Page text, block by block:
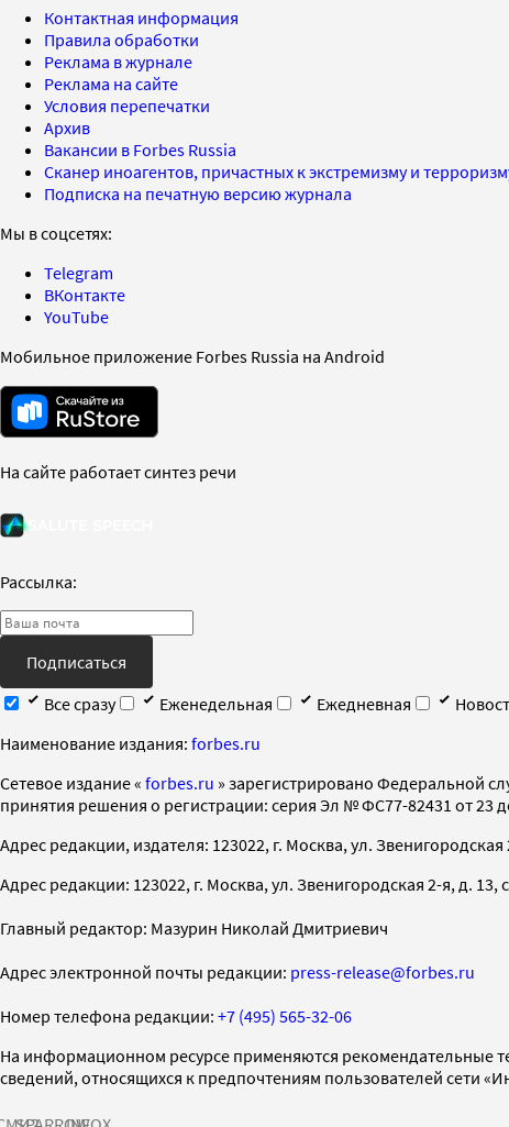
Контактная информация
Правила обработки
Реклама в журнале
Реклама на сайте
Условия перепечатки
Архив
Вакансии в Forbes Russia
Сканер иноагентов, причастных к экстремизму и
Подписка на печатную версию журнала
Мы в соцсетях:
Telegram
ВКонтакте
YouTube
Мобильное приложение Forbes Russia на Android
На сайте работает синтез речи
Рассылка:
Подписаться
Все сразу
Еженедельная Ежедневная
Наименование издания: forbes.ru
Cетевое издание « forbes.ru » зарегистрировано Федеральной
принятия решения о регистрации: серия Эл № ФС77-82431 от 23
Адрес редакции, издателя: 123022, г. Москва, ул. Звенигородская
Адрес редакции: 123022, г. Москва, ул. Звенигородская 2-я, д. 13,
Главный редактор: Мазурин Николай Дмитриевич
Адрес электронной почты редакции: press-release@forbes.ru
Номер телефона редакции: +7 (495) 565-32-06
На информационном ресурсе применяются рекомендательные
сведений, относящихся к предпочтениям пользователей сети